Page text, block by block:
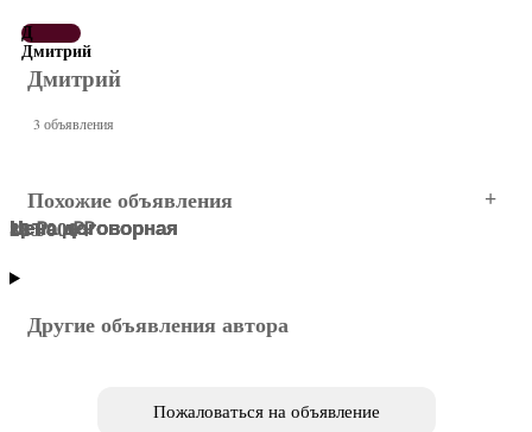
Д
Дмитрий
Дмитрий
3 объявления
Похожие объявления
Цена договорная
88 ₽
115 000 ₽
Цена договорная
23 000 ₽
Цена договорная
Другие объявления автора
Пожаловаться на объявление